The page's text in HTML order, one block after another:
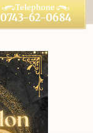
0743-62-0684